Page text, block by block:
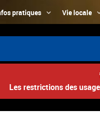
pratiques Vie locale
Les restrictions des